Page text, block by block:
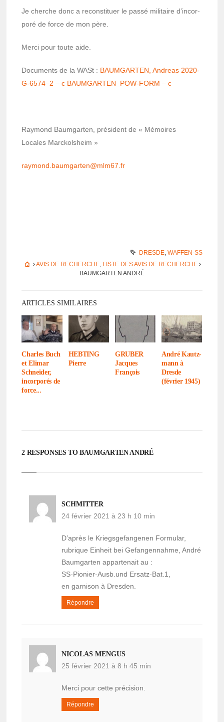
Je cherche donc a recons­ti­tuer le passé mili­taire d’in­cor­
poré de force de mon père.
Merci pour toute aide.
Docu­ments de la WASt : BAUMGARTEN, Andreas 2020-
G-6574–2 – c BAUMGARTEN_POW-FORM – c
Raymond Baum­gar­ten, président de « Mémoires
Locales Marckol­sheim »
raymond.baum­gar­ten@mlm67.fr
DRESDE, WAFFEN-SS
AVIS DE RECHERCHE, LISTE DES AVIS DE RECHERCHE
BAUMGARTEN ANDRÉ
ARTICLES SIMILAIRES
Charles Buch
et Elimar
Schnei­der,
incor­po­rés de
force...
HEBTING
Pierre
GRUBER
Jacques
François
André Kautz­
mann à
Dresde
(février 1945)
2 RESPONSES TO BAUMGARTEN ANDRÉ
SCHMITTER
24 février 2021 à 23 h 10 min
D’après le Kriegsgefangenen Formular,
rubrique Einheit bei Gefangennahme, André
Baumgarten appartenait au :
SS-Pionier-Ausb.und Ersatz-Bat.1,
en garnison à Dresden.
Répondre
NICOLAS MENGUS
25 février 2021 à 8 h 45 min
Merci pour cette précision.
Répondre